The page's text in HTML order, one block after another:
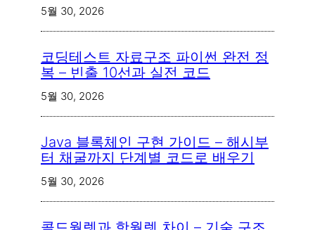
5월 30, 2026
코딩테스트 자료구조 파이썬 완전 정
복 – 빈출 10선과 실전 코드
5월 30, 2026
Java 블록체인 구현 가이드 – 해시부
터 채굴까지 단계별 코드로 배우기
5월 30, 2026